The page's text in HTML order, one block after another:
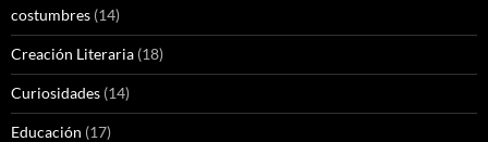
costumbres (14)
Creación Literaria (18)
Curiosidades (14)
Educación (17)